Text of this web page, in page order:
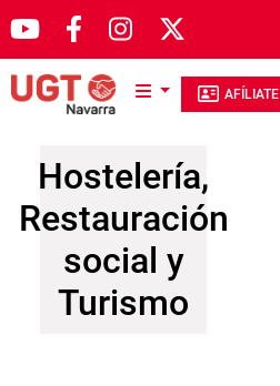
Pasar al contenido principal
AFÍLIATE
Hostelería,
Restauración
social y
Turismo